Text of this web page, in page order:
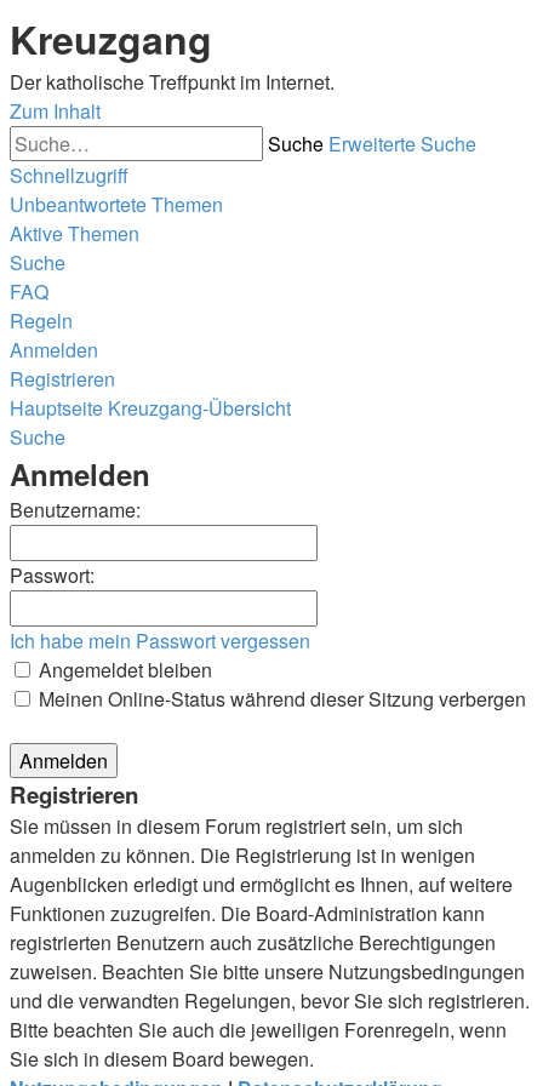
Kreuzgang
Der katholische Treffpunkt im Internet.
Zum Inhalt
Suche Erweiterte Suche
Schnellzugriff
Unbeantwortete Themen
Aktive Themen
Suche
FAQ
Regeln
Anmelden
Registrieren
Hauptseite Kreuzgang-Übersicht
Suche
Anmelden
Benutzername:
Passwort:
Ich habe mein Passwort vergessen
Angemeldet bleiben
Meinen Online-Status während dieser Sitzung verbergen
Registrieren
Sie müssen in diesem Forum registriert sein, um sich
anmelden zu können. Die Registrierung ist in wenigen
Augenblicken erledigt und ermöglicht es Ihnen, auf weitere
Funktionen zuzugreifen. Die Board-Administration kann
registrierten Benutzern auch zusätzliche Berechtigungen
zuweisen. Beachten Sie bitte unsere Nutzungsbedingungen
und die verwandten Regelungen, bevor Sie sich registrieren.
Bitte beachten Sie auch die jeweiligen Forenregeln, wenn
Sie sich in diesem Board bewegen.